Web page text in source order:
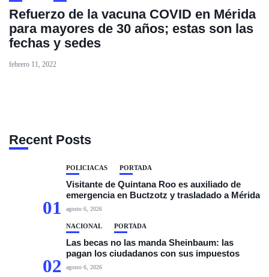
Refuerzo de la vacuna COVID en Mérida
para mayores de 30 años; estas son las
fechas y sedes
febrero 11, 2022
Recent Posts
01
POLICIACAS PORTADA
Visitante de Quintana Roo es auxiliado de
emergencia en Buctzotz y trasladado a Mérida
agosto 6, 2026
02
NACIONAL PORTADA
Las becas no las manda Sheinbaum: las
pagan los ciudadanos con sus impuestos
agosto 6, 2026